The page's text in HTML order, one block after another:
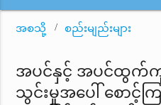
အစသို့ စည်းမျည်းများ
အပင်နှင့် အပင်ထွက်ကုန်
သွင်းမှုအပေါ် စောင့်က